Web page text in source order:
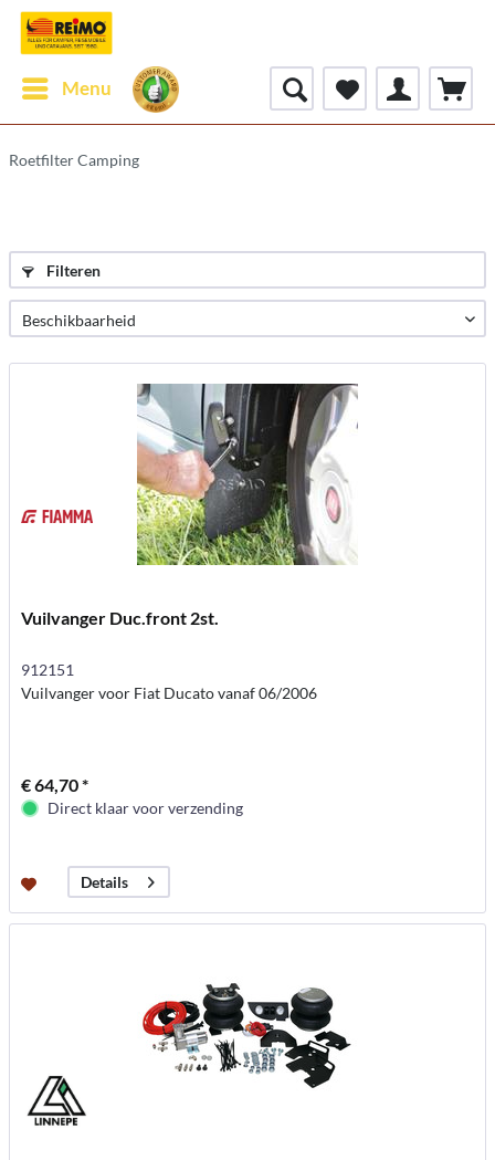
Menu
Roetfilter Camping
Filteren
Vuilvanger Duc.front 2st.
912151
Vuilvanger voor Fiat Ducato vanaf 06/2006
€ 64,70 *
Direct klaar voor verzending
Details